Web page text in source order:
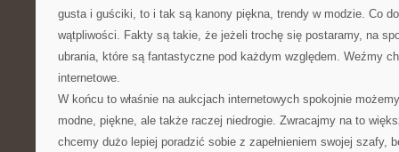
gusta i guściki, to i tak są kanony piękna, trendy w modzie. Co
wątpliwości. Fakty są takie, że jeżeli trochę się postaramy, na
ubrania, które są fantastyczne pod każdym względem. Weźmy
internetowe.
W końcu to właśnie na aukcjach internetowych spokojnie
modne, piękne, ale także raczej niedrogie. Zwracajmy na to
chcemy dużo lepiej poradzić sobie z zapełnieniem swojej szafy,